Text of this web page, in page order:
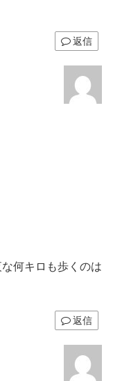
返信
何キロも歩くのは
返信